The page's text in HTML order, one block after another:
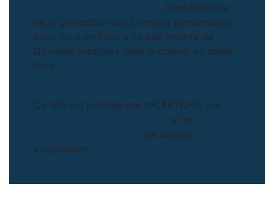
. Dans le cadre
de la protection des Données personnelles,
nous vous invitons à ne pas inscrire de
Données sensibles dans le champ de saisie
libre.
Ce site est protégé par reCAPTCHA, les
et es
de Google
s'appliquent.